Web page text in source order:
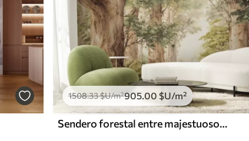
1508.33$U/m²905.00 $U/m²
Sendero forestal entre majestuosos árboles en estilo acuarela